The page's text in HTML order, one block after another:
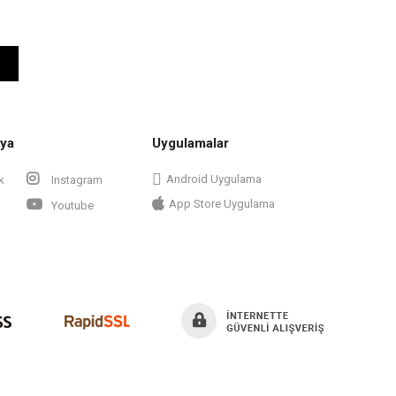
Instagram
Youtube
Uygulamalar
Android Uygulama
App Store Uygulama